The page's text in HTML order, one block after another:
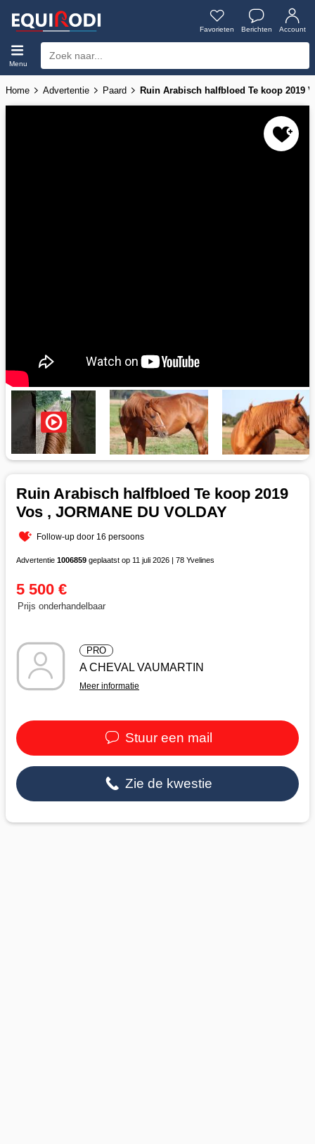
Favorieten Berichten Account
Menu
Home Advertentie Paard Ruin Arabisch halfbloed Te koop 2019
Ruin Arabisch halfbloed Te koop 2019
Vos , JORMANE DU VOLDAY
Follow-up door 16 persoons
Advertentie 1006859 geplaatst op 11 juli 2026 | 78 Yvelines
5 500 €
Prijs onderhandelbaar
PRO
A CHEVAL VAUMARTIN
Meer informatie
Stuur een mail
Zie de kwestie